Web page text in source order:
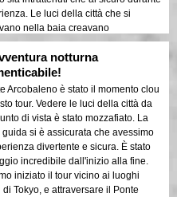
Le luci della città che si
nella baia creavano
da sogno che ha lasciato
duratura. Questo tour è
i visitatori alla prima esperienza
un mix di avventura e
Il contrasto tra le strutture
di Tokyo e le aree storiche è stato
messo in mostra nelle luci
Consiglierei vivamente questo
notturna
Arcobaleno è stato il momento clou
tour. Vedere le luci della città da
di vista è stato mozzafiato. La
guida si è assicurata che avessimo
divertente e sicura. È stato
incredibile dall'inizio alla fine.
iniziato il tour vicino ai luoghi
di Tokyo, e attraversare il Ponte